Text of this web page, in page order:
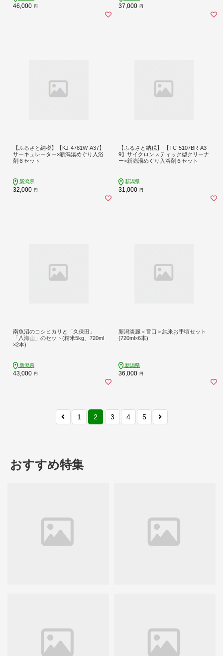
46,000 円 37,000 円
【ふるさと納税】【KJ-4781W-A37】
サーキュレーター×新潟湯めぐり入浴
剤６セット
新潟県
32,000 円
【ふるさと納税】 【TC-5107BR-A3
9】サイクロンスティック型クリーナ
ー×新潟湯めぐり入浴剤６セット
新潟県
31,000 円
南魚沼のコシヒカリと「久保田」
「八海山」のセット(精米5kg、720ml
×2本)
新潟県
43,000 円
新潟淡麗＜旨口＞純米お手頃セット
(720ml×6本)
新潟県
36,000 円
1 2 3 4 5
おすすめ特集